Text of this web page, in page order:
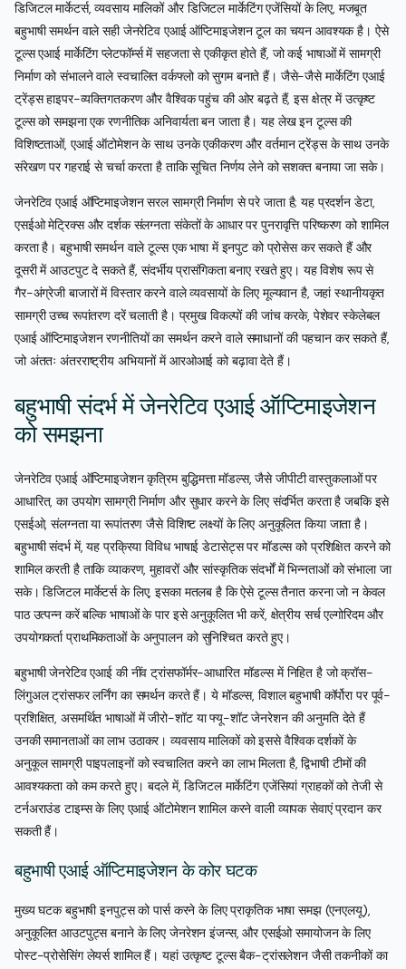
डिजिटल मार्केटर्स, व्यवसाय मालिकों और डिजिटल मार्केटिंग एजेंसियों के लिए, मजबूत
बहुभाषी समर्थन वाले सही जेनरेटिव एआई ऑप्टिमाइजेशन टूल का चयन आवश्यक है। ऐसे
टूल्स एआई मार्केटिंग प्लेटफॉर्म्स में सहजता से एकीकृत होते हैं, जो कई भाषाओं में सामग्री
निर्माण को संभालने वाले स्वचालित वर्कफ्लो को सुगम बनाते हैं। जैसे-जैसे मार्केटिंग एआई
ट्रेंड्स हाइपर-व्यक्तिगतकरण और वैश्विक पहुंच की ओर बढ़ते हैं, इस क्षेत्र में उत्कृष्ट
टूल्स को समझना एक रणनीतिक अनिवार्यता बन जाता है। यह लेख इन टूल्स की
विशिष्टताओं, एआई ऑटोमेशन के साथ उनके एकीकरण और वर्तमान ट्रेंड्स के साथ उनके
संरेखण पर गहराई से चर्चा करता है ताकि सूचित निर्णय लेने को सशक्त बनाया जा सके।
जेनरेटिव एआई ऑप्टिमाइजेशन सरल सामग्री निर्माण से परे जाता है; यह प्रदर्शन डेटा,
एसईओ मेट्रिक्स और दर्शक संलग्नता संकेतों के आधार पर पुनरावृत्ति परिष्करण को शामिल
करता है। बहुभाषी समर्थन वाले टूल्स एक भाषा में इनपुट को प्रोसेस कर सकते हैं और
दूसरी में आउटपुट दे सकते हैं, संदर्भीय प्रासंगिकता बनाए रखते हुए। यह विशेष रूप से
गैर-अंग्रेजी बाजारों में विस्तार करने वाले व्यवसायों के लिए मूल्यवान है, जहां स्थानीयकृत
सामग्री उच्च रूपांतरण दरें चलाती है। प्रमुख विकल्पों की जांच करके, पेशेवर स्केलेबल
एआई ऑप्टिमाइजेशन रणनीतियों का समर्थन करने वाले समाधानों की पहचान कर सकते हैं,
जो अंततः अंतरराष्ट्रीय अभियानों में आरओआई को बढ़ावा देते हैं।
बहुभाषी संदर्भ में जेनरेटिव एआई ऑप्टिमाइजेशन
को समझना
जेनरेटिव एआई ऑप्टिमाइजेशन कृत्रिम बुद्धिमत्ता मॉडल्स, जैसे जीपीटी वास्तुकलाओं पर
आधारित, का उपयोग सामग्री निर्माण और सुधार करने के लिए संदर्भित करता है जबकि इसे
एसईओ, संलग्नता या रूपांतरण जैसे विशिष्ट लक्ष्यों के लिए अनुकूलित किया जाता है।
बहुभाषी संदर्भ में, यह प्रक्रिया विविध भाषाई डेटासेट्स पर मॉडल्स को प्रशिक्षित करने को
शामिल करती है ताकि व्याकरण, मुहावरों और सांस्कृतिक संदर्भों में भिन्नताओं को संभाला जा
सके। डिजिटल मार्केटर्स के लिए, इसका मतलब है कि ऐसे टूल्स तैनात करना जो न केवल
पाठ उत्पन्न करें बल्कि भाषाओं के पार इसे अनुकूलित भी करें, क्षेत्रीय सर्च एल्गोरिदम और
उपयोगकर्ता प्राथमिकताओं के अनुपालन को सुनिश्चित करते हुए।
बहुभाषी जेनरेटिव एआई की नींव ट्रांसफॉर्मर-आधारित मॉडल्स में निहित है जो क्रॉस-
लिंगुअल ट्रांसफर लर्निंग का समर्थन करते हैं। ये मॉडल्स, विशाल बहुभाषी कॉर्पोरा पर पूर्व-
प्रशिक्षित, असमर्थित भाषाओं में जीरो-शॉट या फ्यू-शॉट जेनरेशन की अनुमति देते हैं
उनकी समानताओं का लाभ उठाकर। व्यवसाय मालिकों को इससे वैश्विक दर्शकों के
अनुकूल सामग्री पाइपलाइनों को स्वचालित करने का लाभ मिलता है, द्विभाषी टीमों की
आवश्यकता को कम करते हुए। बदले में, डिजिटल मार्केटिंग एजेंसियां ग्राहकों को तेजी से
टर्नअराउंड टाइम्स के लिए एआई ऑटोमेशन शामिल करने वाली व्यापक सेवाएं प्रदान कर
सकती हैं।
बहुभाषी एआई ऑप्टिमाइजेशन के कोर घटक
मुख्य घटक बहुभाषी इनपुट्स को पार्स करने के लिए प्राकृतिक भाषा समझ (एनएलयू),
अनुकूलित आउटपुट्स बनाने के लिए जेनरेशन इंजन्स, और एसईओ समायोजन के लिए
पोस्ट-प्रोसेसिंग लेयर्स शामिल हैं। यहां उत्कृष्ट टूल्स बैक-ट्रांसलेशन जैसी तकनीकों का